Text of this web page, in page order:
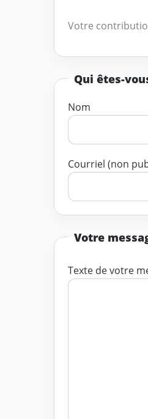
Votre
Qui êtes-
Nom
Courriel (non
Votre